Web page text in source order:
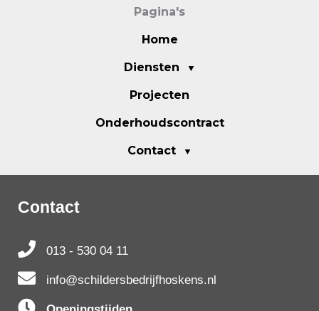
Pagina's
Home
Diensten
Projecten
Onderhoudscontract
Contact
Contact
013 - 530 04 11
info@schildersbedrijfhoskens.nl